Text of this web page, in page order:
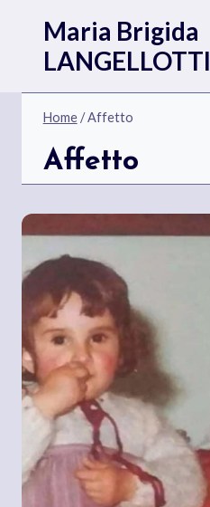
contenuto
Maria Brigida
LANGELLOTTI
Home/Affetto
Affetto